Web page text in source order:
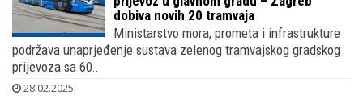
Europska sredstva za bolji gradski
prijevoz u glavnom gradu – Zagreb
dobiva novih 20 tramvaja
Ministarstvo mora, prometa i infrastrukture
podržava unaprjeđenje sustava zelenog tramvajskog gradskog
prijevoza sa 60..